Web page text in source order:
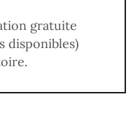
gratuite
disponibles)